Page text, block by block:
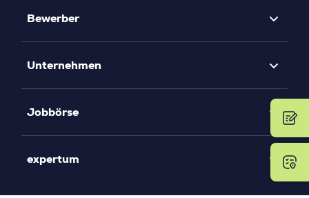
Bewerber
Unternehmen
Jobbörse
expertum